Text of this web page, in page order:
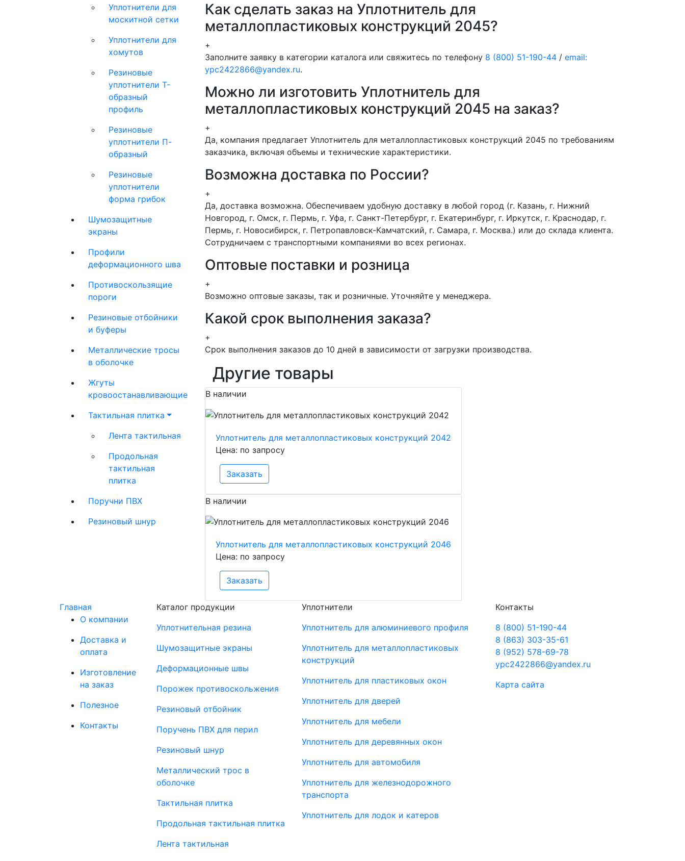
Как сделать заказ на Уплотнитель для
металлопластиковых конструкций 2045?
+
Заполните заявку в категории каталога или свяжитесь по телефону 8 (800) 51-190-44 / email:
ypc2422866@yandex.ru.
Можно ли изготовить Уплотнитель для
металлопластиковых конструкций 2045 на заказ?
+
Да, компания предлагает Уплотнитель для металлопластиковых конструкций 2045 по требованиям
заказчика, включая объемы и технические характеристики.
Возможна доставка по России?
+
Да, доставка возможна. Обеспечиваем удобную доставку в любой город (г. Казань, г. Нижний
Новгород, г. Омск, г. Пермь, г. Уфа, г. Санкт-Петербург, г. Екатеринбург, г. Иркутск, г. Краснодар, г.
Пермь, г. Новосибирск, г. Петропавловск-Камчатский, г. Самара, г. Москва.) или до склада клиента.
Сотрудничаем с транспортными компаниями во всех регионах.
Оптовые поставки и розница
+
Возможно оптовые заказы, так и розничные. Уточняйте у менеджера.
Какой срок выполнения заказа?
+
Срок выполнения заказов до 10 дней в зависимости от загрузки производства.
Другие товары
В наличии
Уплотнитель для металлопластиковых конструкций 2042
Цена: по запросу
Заказать
В наличии
Уплотнитель для металлопластиковых конструкций 2046
Цена: по запросу
Заказать
Уплотнители для
москитной сетки
Уплотнители для
хомутов
Резиновые
уплотнители Т-
образный
профиль
Резиновые
уплотнители П-
образный
Резиновые
уплотнители
форма грибок
Шумозащитные
экраны
Профили
деформационного шва
Противоскользящие
пороги
Резиновые отбойники
и буферы
Металлические тросы
в оболочке
Жгуты
кровоостанавливающие
Тактильная плитка
Лента тактильная
Продольная
тактильная
плитка
Поручни ПВХ
Резиновый шнур
Главная
О компании
Доставка и
оплата
Изготовление
на заказ
Полезное
Контакты
Каталог продукции
Уплотнительная резина
Шумозащитные экраны
Деформационные швы
Порожек противоскольжения
Резиновый отбойник
Поручень ПВХ для перил
Резиновый шнур
Металлический трос в
оболочке
Тактильная плитка
Продольная тактильная плитка
Лента тактильная
Уплотнители
Уплотнитель для алюминиевого профиля
Уплотнитель для металлопластиковых
конструкций
Уплотнитель для пластиковых окон
Уплотнитель для дверей
Уплотнитель для мебели
Уплотнитель для деревянных окон
Уплотнитель для автомобиля
Уплотнитель для железнодорожного
транспорта
Уплотнитель для лодок и катеров
Контакты
8 (800) 51-190-44
8 (863) 303-35-61
8 (952) 578-69-78
ypc2422866@yandex.ru
Карта сайта